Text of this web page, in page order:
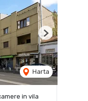
Harta
Next
in vila